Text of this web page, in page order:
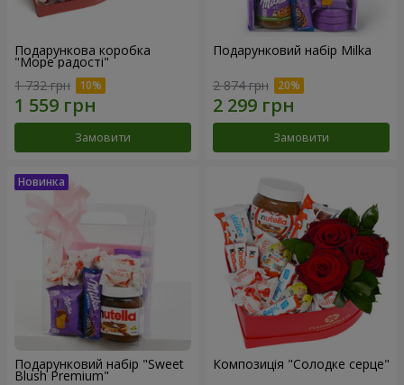
Подарункова коробка
"Море радості"
1 732 грн
Замовити
Подарунковий набір Milka
2 874 грн
Замовити
Подарунковий набір "Sweet
Blush Premium"
Композиція "Солодке серце"